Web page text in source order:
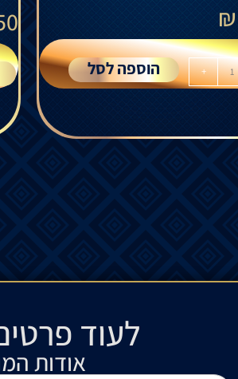
₪
+ הוספה לסל
לעוד
אודות